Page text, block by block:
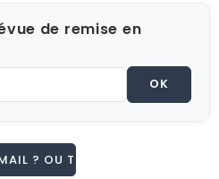
de remise en
OK
? OU TÉL 02.51.62.16.59